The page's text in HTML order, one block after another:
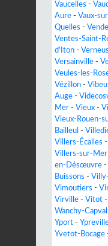
Vaucelles -
Aure - Vaux-
Quelles -
Ventes-Saint-
d'Iton -
Versainville -
Veules-les-
Vézillon -
Auge -
Mer - Vieux -
Vieux-Rouen-
Bailleul -
Villers-Écalles -
Villers-sur-Mer
en-Désœuvre -
Buissons -
Vimoutiers -
Virville - Vitot -
Wanchy-Capval
Yport -
Yvetot-Bocage